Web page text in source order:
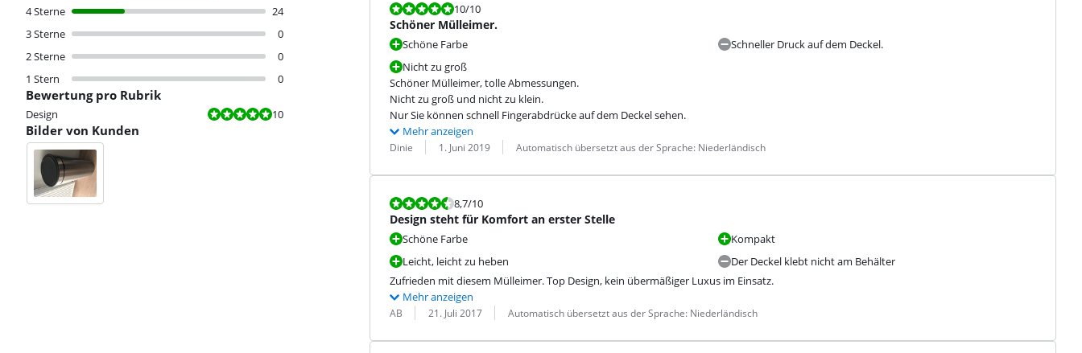
4 Sterne
24
3 Sterne
0
2 Sterne
0
1 Stern
0
Bewertung pro Rubrik
Design
Bewertet mit 10 von 10. 10
Bilder von Kunden
Bewertet mit 10 von 10.
10/10
Schöner Mülleimer.
Schöne Farbe
Nicht zu groß
Schneller Druck auf dem Deckel.
Schöner Mülleimer, tolle Abmessungen.
Nicht zu groß und nicht zu klein.
Nur Sie können schnell Fingerabdrücke auf dem Deckel sehen.
Mehr anzeigen
Bewertung von:
Dinie
Datum: 1. Juni 2019
Übersetzung: Automatisch übersetzt aus der Sprache: Niederländisch
Bewertet mit 8,7 von 10.
8,7/10
Design steht für Komfort an erster Stelle
Schöne Farbe
Leicht, leicht zu heben
Kompakt
Der Deckel klebt nicht am Behälter
Zufrieden mit diesem Mülleimer. Top Design, kein übermäßiger Luxus im Einsatz.
Mehr anzeigen
Bewertung von:
AB
Datum: 21. Juli 2017
Übersetzung: Automatisch übersetzt aus der Sprache: Niederländisch